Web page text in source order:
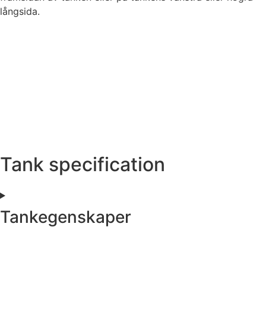
långsida.
Tank specification
Tankegenskaper